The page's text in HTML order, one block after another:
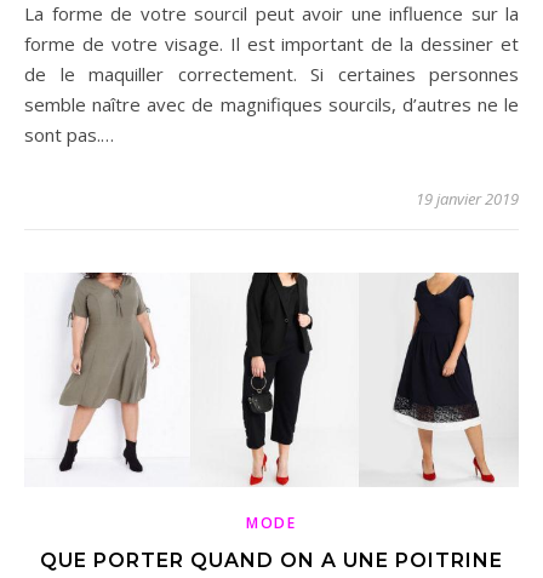
La forme de votre sourcil peut avoir une influence sur la
forme de votre visage. Il est important de la dessiner et
de le maquiller correctement. Si certaines personnes
semble naître avec de magnifiques sourcils, d’autres ne le
sont pas.…
19 janvier 2019
MODE
QUE PORTER QUAND ON A UNE POITRINE